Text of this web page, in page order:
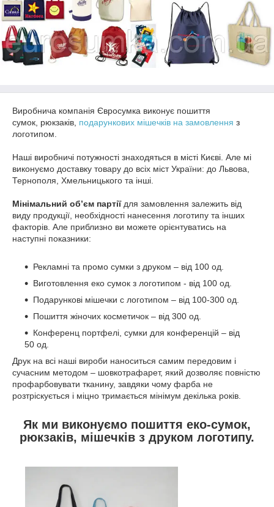
Виробнича компанія Євросумка виконує пошиття
сумок, рюкзаків, подарункових мішечків на замовлення з
логотипом.
Наші виробничі потужності знаходяться в місті Києві. Але мі
виконуємо доставку товару до всіх міст України: до Львова,
Тернополя, Хмельницького та інші.
Мінімальний об’єм партіїдля замовлення залежить від
виду продукції, необхідності нанесення логотипу та інших
факторів. Але приблизно ви можете орієнтуватись на
наступні показники:
Рекламні та промо сумки з друком – від 100 од.
Виготовлення еко сумок з логотипом - від 100 од.
Подарункові мішечки с логотипом – від 100-300 од.
Пошиття жіночих косметичок – від 300 од.
Конференц портфелі, сумки для конференцій – від
50 од.
Друк на всі наші вироби наноситься самим передовим і
сучасним методом – шовкотрафарет, який дозволяє повністю
профарбовувати тканину, завдяки чому фарба не
розтріскується і міцно тримається мінімум декілька років.
Як ми виконуємо пошиття еко-сумок,
рюкзаків, мішечків з друком логотипу.